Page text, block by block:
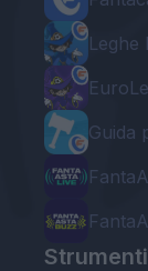
Leghe
Guida
Strumenti